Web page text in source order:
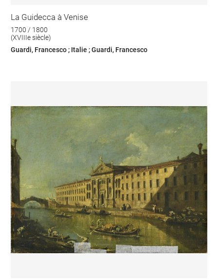
La Guidecca à Venise
1700 / 1800
(XVIIIe siècle)
Guardi, Francesco ; Italie ; Guardi, Francesco